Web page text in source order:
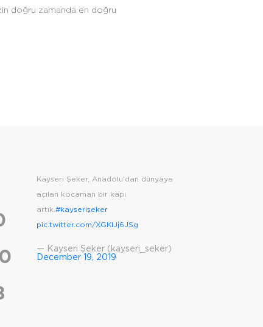
doğru zamanda en doğru
Kayseri Şeker, Anadolu'dan dünyaya
açılan kocaman bir kapı
artık. #kayserişeker
pic.twitter.com/XGKlJj6JSg
— Kayseri Şeker (kayseri_seker)
December 19, 2019